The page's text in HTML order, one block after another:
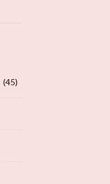
(45)